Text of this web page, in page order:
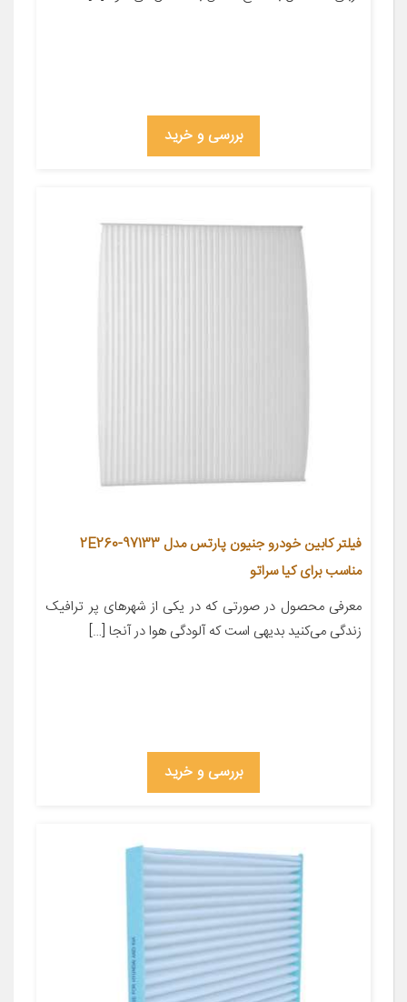
بررسی و خرید
فیلتر کابین خودرو جنیون پارتس مدل 97133-2E260
مناسب برای کیا سراتو
معرفی محصول در صورتی که در یکی از شهر‌های پر ترافیک
زندگی می‌کنید بدیهی است که آلودگی هوا در آنجا […]
بررسی و خرید